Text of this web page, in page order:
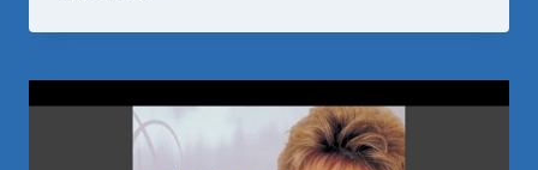
&
BARTH
–
WAT